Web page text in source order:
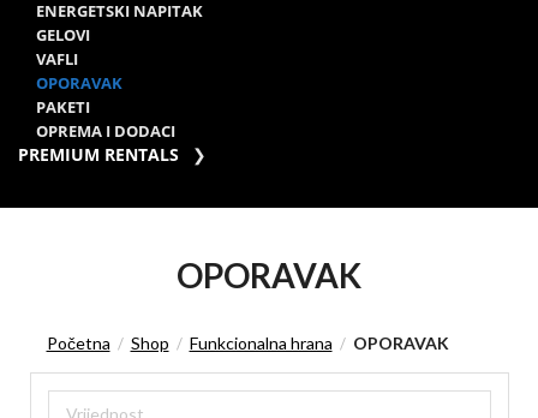
ENERGETSKI NAPITAK
GELOVI
VAFLI
OPORAVAK
PAKETI
OPREMA I DODACI
PREMIUM RENTALS
OPORAVAK
Početna / Shop / Funkcionalna hrana / OPORAVAK